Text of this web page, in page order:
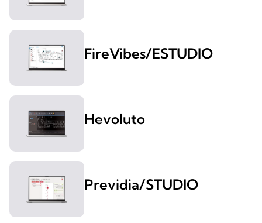
FireVibes/ESTUDIO
Hevoluto
Previdia/STUDIO